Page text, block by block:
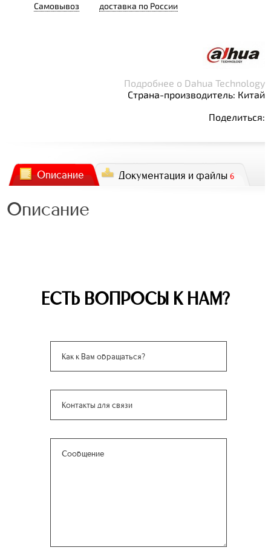
Самовывоз доставка по России
Подробнее о Dahua Technology
Страна-производитель: Китай
Поделиться:
Описание Документация и файлы 6
Описание
ЕСТЬ ВОПРОСЫ К НАМ?